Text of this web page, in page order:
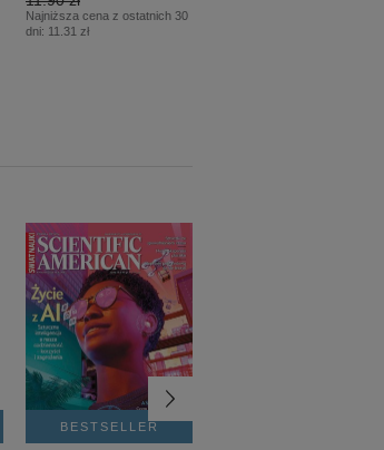
Najniższa cena z ostatnich 30
dni: 11.31 zł
BESTSELLER